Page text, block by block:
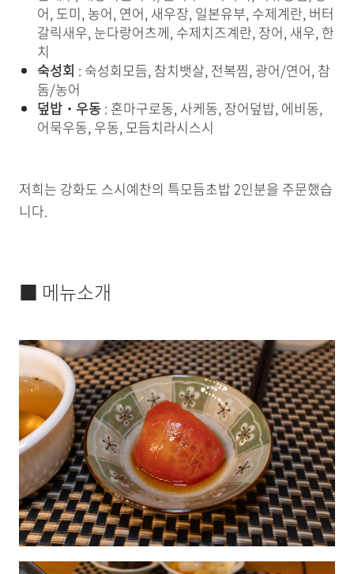
어, 도미, 농어, 연어, 새우장, 일본유부, 수제계란, 버터
갈릭새우, 눈다랑어츠께, 수제치즈계란, 장어, 새우, 한
치
숙성회 : 숙성회모듬, 참치뱃살, 전복찜, 광어/연어, 참
돔/농어
덮밥・우동 : 혼마구로동, 사케동, 장어덮밥, 에비동,
어묵우동, 우동, 모듬치라시스시
저희는 강화도 스시예찬의 특모듬초밥 2인분을 주문했습
니다.
■ 메뉴소개